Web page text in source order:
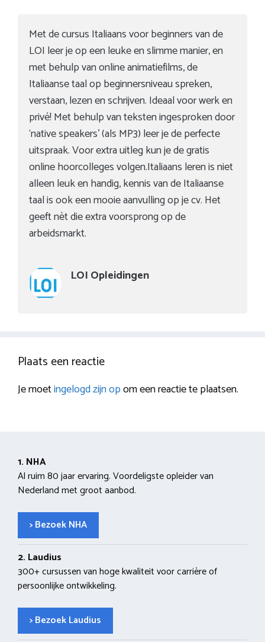
Met de cursus Italiaans voor beginners van de
LOI leer je op een leuke en slimme manier, en
met behulp van online animatiefilms, de
Italiaanse taal op beginnersniveau spreken,
verstaan, lezen en schrijven. Ideaal voor werk en
privé! Met behulp van teksten ingesproken door
‘native speakers’ (als MP3) leer je de perfecte
uitspraak. Voor extra uitleg kun je de gratis
online hoorcolleges volgen.Italiaans leren is niet
alleen leuk en handig, kennis van de Italiaanse
taal is ook een mooie aanvulling op je cv. Het
geeft nèt die extra voorsprong op de
arbeidsmarkt.
LOI Opleidingen
Plaats een reactie
Je moetingelogd zijn opom een reactie te plaatsen.
1. NHA
Al ruim 80 jaar ervaring. Voordeligste opleider van
Nederland met groot aanbod.
> Bezoek NHA
2. Laudius
300+ cursussen van hoge kwaliteit voor carrière of
persoonlijke ontwikkeling.
> Bezoek Laudius